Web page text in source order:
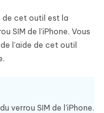
cet outil est la
SIM de l'iPhone. Vous
l'aide de cet outil
verrou SIM de l'iPhone.